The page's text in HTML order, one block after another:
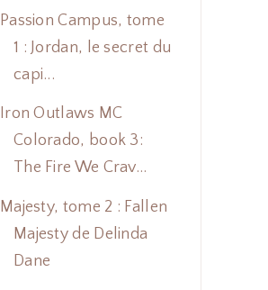
Passion Campus, tome
1 : Jordan, le secret du
capi...
Iron Outlaws MC
Colorado, book 3:
The Fire We Crav...
Majesty, tome 2 : Fallen
Majesty de Delinda
Dane